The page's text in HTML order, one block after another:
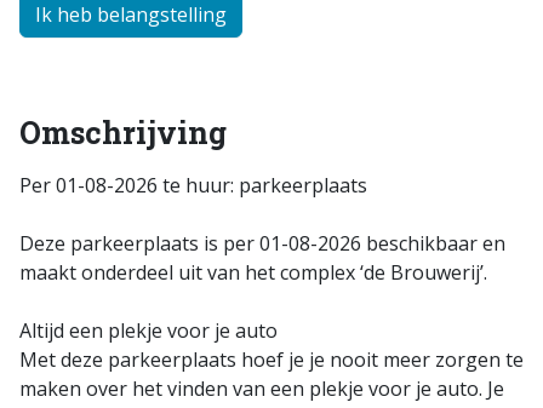
Ik heb belangstelling
Omschrijving
Per 01-08-2026 te huur: parkeerplaats
Deze parkeerplaats is per 01-08-2026 beschikbaar en
maakt onderdeel uit van het complex ‘de Brouwerij’.
Altijd een plekje voor je auto
Met deze parkeerplaats hoef je je nooit meer zorgen te
maken over het vinden van een plekje voor je auto. Je